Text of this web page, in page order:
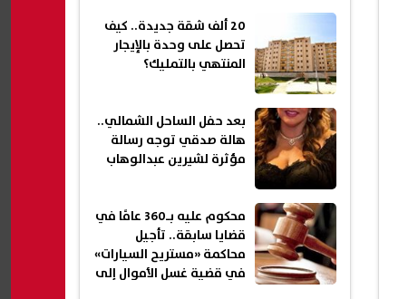
20 ألف شقة جديدة.. كيف
تحصل على وحدة بالإيجار
المنتهي بالتمليك؟
بعد حفل الساحل الشمالي..
هالة صدقي توجه رسالة
مؤثرة لشيرين عبدالوهاب
محكوم عليه بـ360 عامًا في
قضايا سابقة.. تأجيل
محاكمة «مستريح السيارات»
في قضية غسل الأموال إلى